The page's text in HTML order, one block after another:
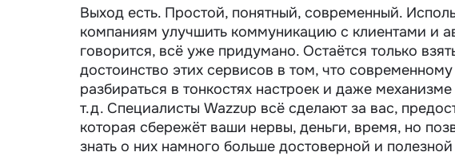
Выход есть. Простой, понятный, современный.
компаниям улучшить коммуникацию с клиентами и
говорится, всё уже придумано. Остаётся только
достоинство этих сервисов в том, что
разбираться в тонкостях настроек и даже
т.д. Специалисты Wazzup всё сделают за вас,
которая сбережёт ваши нервы, деньги, время, но
знать о них намного больше достоверной и